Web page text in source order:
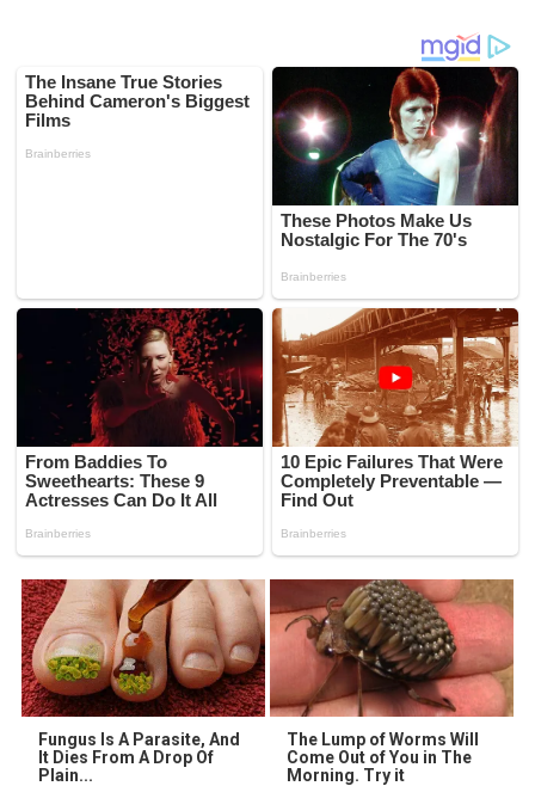
Fungus Is A Parasite, And
It Dies From A Drop Of
Plain...
The Lump of Worms Will
Come Out of You in The
Morning. Try it